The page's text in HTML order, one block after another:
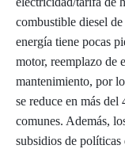
combustible diesel
energía tiene pocas
motor, reemplazo de
mantenimiento, por
se reduce en más
comunes. Además,
subsidios de